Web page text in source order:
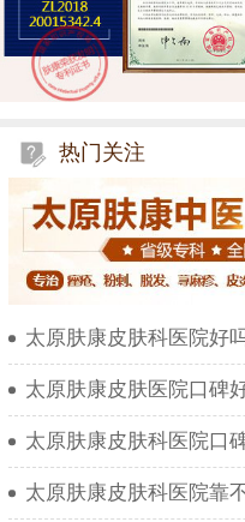
热门关注
太原肤康皮肤科医院好
太原肤康皮肤医院口碑
太原肤康皮肤科医院口
太原肤康皮肤科医院靠